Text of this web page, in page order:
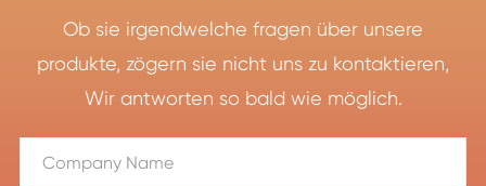
Ob sie irgendwelche fragen über unsere
produkte, zögern sie nicht uns zu kontaktieren,
Wir antworten so bald wie möglich.